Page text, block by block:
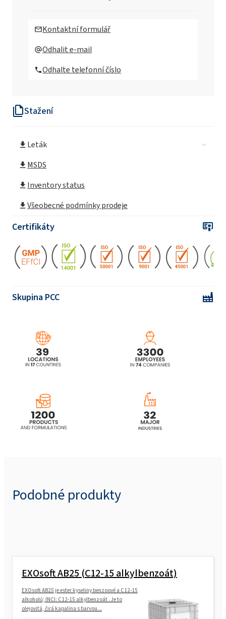
Stažení
Leták
MSDS
Inventory status
Všeobecné podmínky prodeje
Certifikáty
Skupina PCC
Kontaktní formulář
Odhalit e-mail
Odhalte telefonní číslo
Podobné produkty
EXOsoft AB25 (C12-15 alkylbenzoát)
EXOsoft AB25 je ester kyseliny benzoové a C12-15
alkoholů; INCI: C12-15 alkylbenzoát . Je to
olejovitá, čirá kapalina s barvou...